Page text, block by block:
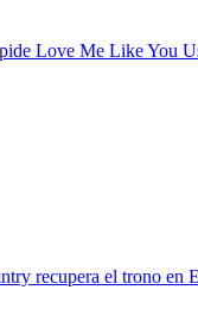
Love Me Like You
recupera el trono en